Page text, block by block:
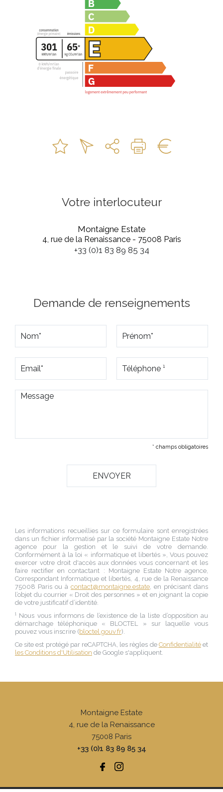
Votre interlocuteur
Montaigne Estate
4, rue de la Renaissance - 75008 Paris
+33 (0)1 83 89 85 34
Demande de renseignements
* champs obligatoires
Les informations recueillies sur ce formulaire sont enregistrées
dans un fichier informatisé par la société Montaigne Estate Notre
agence pour la gestion et le suivi de votre demande.
Conformément à la loi « informatique et libertés », Vous pouvez
exercer votre droit d'accès aux données vous concernant et les
faire rectifier en contactant : Montaigne Estate Notre agence,
Correspondant Informatique et libertés, 4, rue de la Renaissance
75008 Paris ou à contact@montaigne.estate, en précisant dans
l’objet du courrier « Droit des personnes » et en joignant la copie
de votre justificatif d’identité.
¹ Nous vous informons de l’existence de la liste d’opposition au
démarchage téléphonique « BLOCTEL » sur laquelle vous
pouvez vous inscrire (bloctel.gouv.fr).
Ce site est protégé par reCAPTCHA, les règles de Confidentialitéet
les Conditions d'Utilisation de Google s'appliquent.
Montaigne Estate
4, rue de la Renaissance
75008 Paris
+33 (0)1 83 89 85 34